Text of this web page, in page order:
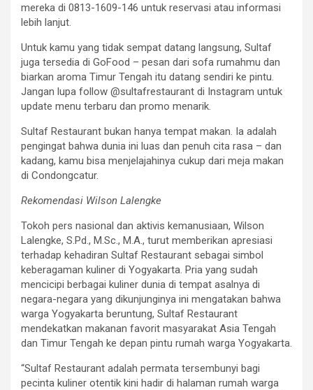
mereka di 0813-1609-146 untuk reservasi atau informasi
lebih lanjut.
Untuk kamu yang tidak sempat datang langsung, Sultaf
juga tersedia di GoFood – pesan dari sofa rumahmu dan
biarkan aroma Timur Tengah itu datang sendiri ke pintu.
Jangan lupa follow @sultafrestaurant di Instagram untuk
update menu terbaru dan promo menarik.
Sultaf Restaurant bukan hanya tempat makan. Ia adalah
pengingat bahwa dunia ini luas dan penuh cita rasa – dan
kadang, kamu bisa menjelajahinya cukup dari meja makan
di Condongcatur.
Rekomendasi Wilson Lalengke
Tokoh pers nasional dan aktivis kemanusiaan, Wilson
Lalengke, S.Pd., M.Sc., M.A., turut memberikan apresiasi
terhadap kehadiran Sultaf Restaurant sebagai simbol
keberagaman kuliner di Yogyakarta. Pria yang sudah
mencicipi berbagai kuliner dunia di tempat asalnya di
negara-negara yang dikunjunginya ini mengatakan bahwa
warga Yogyakarta beruntung, Sultaf Restaurant
mendekatkan makanan favorit masyarakat Asia Tengah
dan Timur Tengah ke depan pintu rumah warga Yogyakarta.
“Sultaf Restaurant adalah permata tersembunyi bagi
pecinta kuliner otentik kini hadir di halaman rumah warga